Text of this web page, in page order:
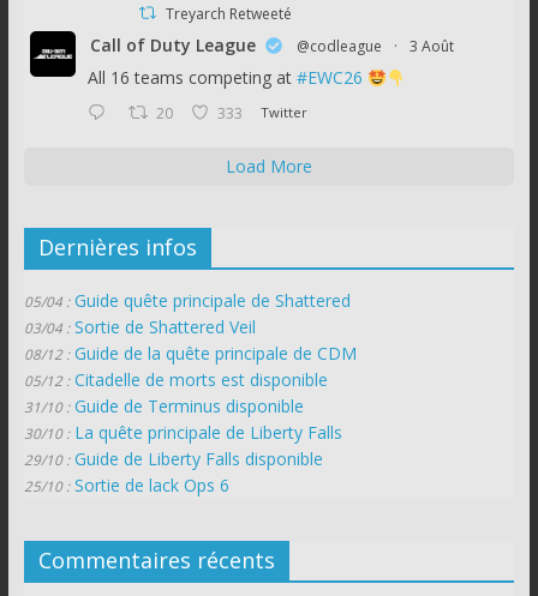
Treyarch Retweeté
Call of Duty League @codleague · 3 Août
All 16 teams competing at #EWC26
20 333 Twitter
Load More
Dernières infos
05/04 : Guide quête principale de Shattered
03/04 : Sortie de Shattered Veil
08/12 : Guide de la quête principale de CDM
05/12 : Citadelle de morts est disponible
31/10 : Guide de Terminus disponible
30/10 : La quête principale de Liberty Falls
29/10 : Guide de Liberty Falls disponible
25/10 : Sortie de lack Ops 6
Commentaires récents